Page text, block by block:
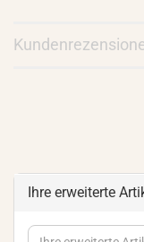
Ihre erweiterte
Ihre